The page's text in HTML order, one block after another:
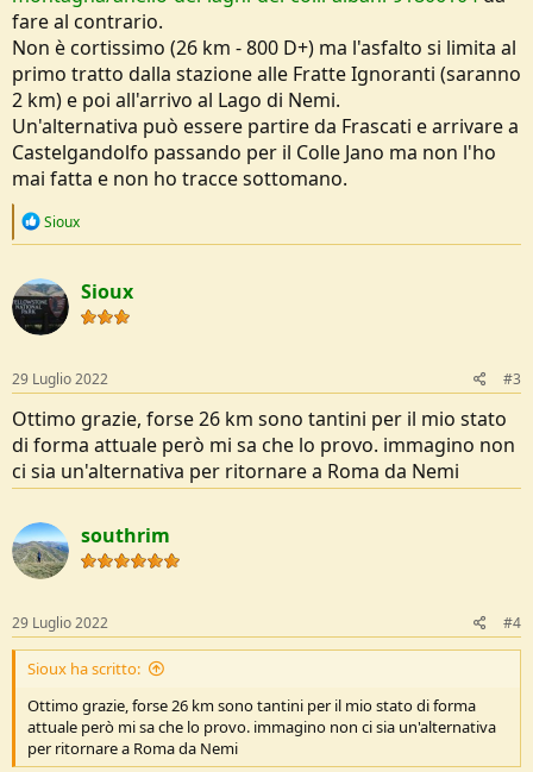
fare al contrario.
Non è cortissimo (26 km - 800 D+) ma l'asfalto si limita al
primo tratto dalla stazione alle Fratte Ignoranti (saranno
2 km) e poi all'arrivo al Lago di Nemi.
Un'alternativa può essere partire da Frascati e arrivare a
Castelgandolfo passando per il Colle Jano ma non l'ho
mai fatta e non ho tracce sottomano.
R
c
t
i
o
s
:
Sioux
Sioux
29 Luglio 2022 #3
Ottimo grazie, forse 26 km sono tantini per il mio stato
di forma attuale però mi sa che lo provo. immagino non
ci sia un'alternativa per ritornare a Roma da Nemi
southrim
29 Luglio 2022 #4
Sioux ha scritto:
Ottimo grazie, forse 26 km sono tantini per il mio stato di forma
attuale però mi sa che lo provo. immagino non ci sia un'alternativa
per ritornare a Roma da Nemi